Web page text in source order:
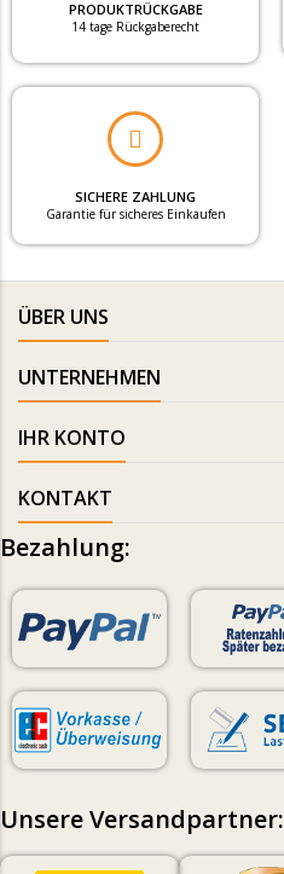
PRODUKTRÜCKGABE
14 tage Rückgaberecht
SICHERE ZAHLUNG
Garantie für sicheres Einkaufen
ÜBER UNS
UNTERNEHMEN
IHR KONTO
KONTAKT
Bezahlung:
Unsere Versandpartner: